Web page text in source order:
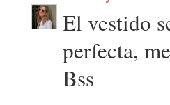
El vestido
perfecta,
Bss